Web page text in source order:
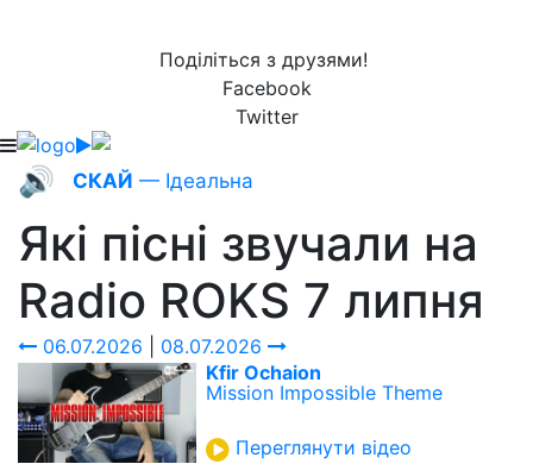
Поділіться з друзями!
Facebook
Twitter
🔊 СКАЙ — Ідеальна
Які пісні звучали на
Radio ROKS 7 липня
06.07.2026 08.07.2026
Kfir Ochaion
Mission Impossible Theme
Переглянути відео